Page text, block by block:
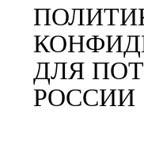
ДЛЯ
РОССИИ